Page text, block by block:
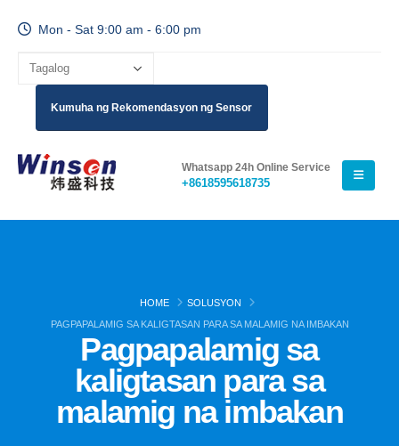
Mon - Sat 9:00 am - 6:00 pm
Kumuha ng Rekomendasyon ng Sensor
Whatsapp 24h Online Service
+8618595618735
HOME
SOLUSYON
PAGPAPALAMIG SA KALIGTASAN PARA SA MALAMIG NA IMBAKAN
Pagpapalamig sa
kaligtasan para sa
malamig na imbakan